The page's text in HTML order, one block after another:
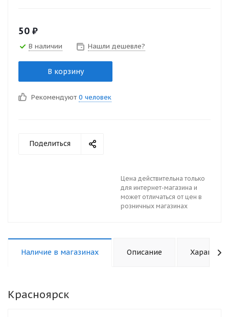
50 ₽
В наличии Нашли дешевле?
В корзину
Рекомендуют 0 человек
Поделиться
Цена действительна только
для интернет-магазина и
может отличаться от цен в
розничных магазинах
Наличие в магазинах Описание
Красноярск